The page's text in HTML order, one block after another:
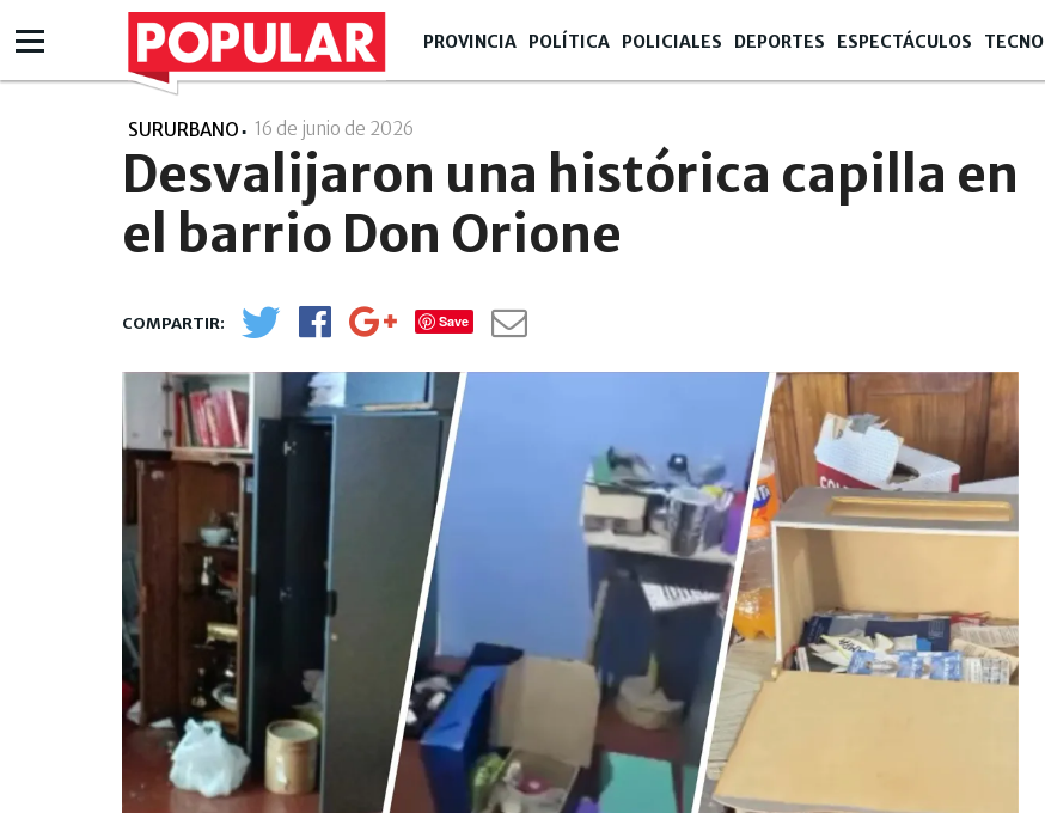
PROVINCIA POLÍTICA POLICIALES DEPORTES ESPECTÁCULOS TECNO
SURURBANO 16 de junio de 2026
Desvalijaron una histórica capilla en
el barrio Don Orione
Save